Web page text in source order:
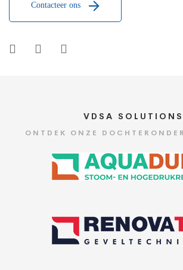
Contacteer ons
VDSA SOLUTIONS
ONTDEK ONZE